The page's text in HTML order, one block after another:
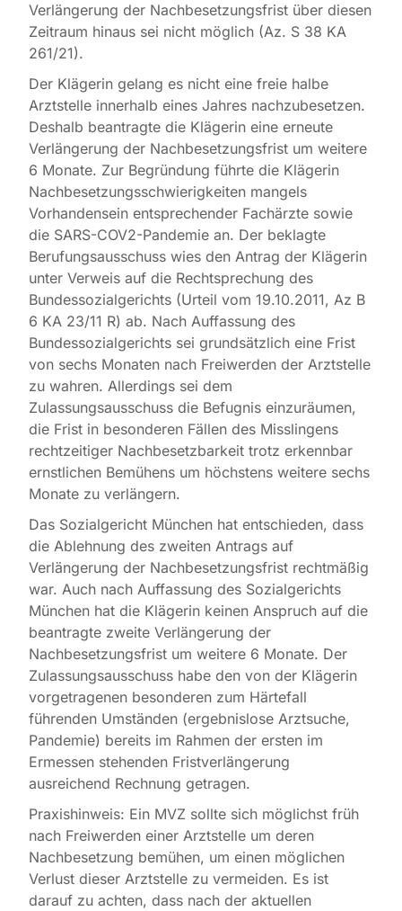
Verlängerung der Nachbesetzungsfrist über diesen
Zeitraum hinaus sei nicht möglich (Az. S 38 KA
261/21).
Der Klägerin gelang es nicht eine freie halbe
Arztstelle innerhalb eines Jahres nachzubesetzen.
Deshalb beantragte die Klägerin eine erneute
Verlängerung der Nachbesetzungsfrist um weitere
6 Monate. Zur Begründung führte die Klägerin
Nachbesetzungsschwierigkeiten mangels
Vorhandensein entsprechender Fachärzte sowie
die SARS-COV2-Pandemie an. Der beklagte
Berufungsausschuss wies den Antrag der Klägerin
unter Verweis auf die Rechtsprechung des
Bundessozialgerichts (Urteil vom 19.10.2011, Az B
6 KA 23/11 R) ab. Nach Auffassung des
Bundessozialgerichts sei grundsätzlich eine Frist
von sechs Monaten nach Freiwerden der Arztstelle
zu wahren. Allerdings sei dem
Zulassungsausschuss die Befugnis einzuräumen,
die Frist in besonderen Fällen des Misslingens
rechtzeitiger Nachbesetzbarkeit trotz erkennbar
ernstlichen Bemühens um höchstens weitere sechs
Monate zu verlängern.
Das Sozialgericht München hat entschieden, dass
die Ablehnung des zweiten Antrags auf
Verlängerung der Nachbesetzungsfrist rechtmäßig
war. Auch nach Auffassung des Sozialgerichts
München hat die Klägerin keinen Anspruch auf die
beantragte zweite Verlängerung der
Nachbesetzungsfrist um weitere 6 Monate. Der
Zulassungsausschuss habe den von der Klägerin
vorgetragenen besonderen zum Härtefall
führenden Umständen (ergebnislose Arztsuche,
Pandemie) bereits im Rahmen der ersten im
Ermessen stehenden Fristverlängerung
ausreichend Rechnung getragen.
Praxishinweis: Ein MVZ sollte sich möglichst früh
nach Freiwerden einer Arztstelle um deren
Nachbesetzung bemühen, um einen möglichen
Verlust dieser Arztstelle zu vermeiden. Es ist
darauf zu achten, dass nach der aktuellen